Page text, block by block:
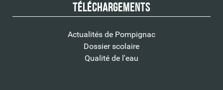
Téléchargements
Actualités de Pompignac
Dossier scolaire
Qualité de l'eau